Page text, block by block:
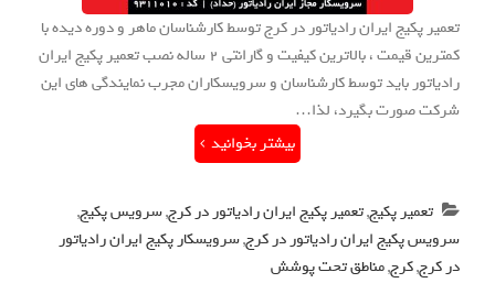
تعمیر پکیج ایران رادیاتور در کرج توسط کارشناسان ماهر و دوره دیده با
کمترین قیمت ، بالاترین کیفیت و گارانتی 2 ساله نصب تعمیر پکیج ایران
رادیاتور باید توسط کارشناسان و سرویسکاران مجرب نمایندگی های این
شرکت صورت بگیرد، لذا…
بیشتر بخوانید
تعمیر پکیج,تعمیر پکیج ایران رادیاتور در کرج,سرویس پکیج,
سرویس پکیج ایران رادیاتور در کرج,سرویسکار پکیج ایران رادیاتور
در کرج,کرج,مناطق تحت پوشش